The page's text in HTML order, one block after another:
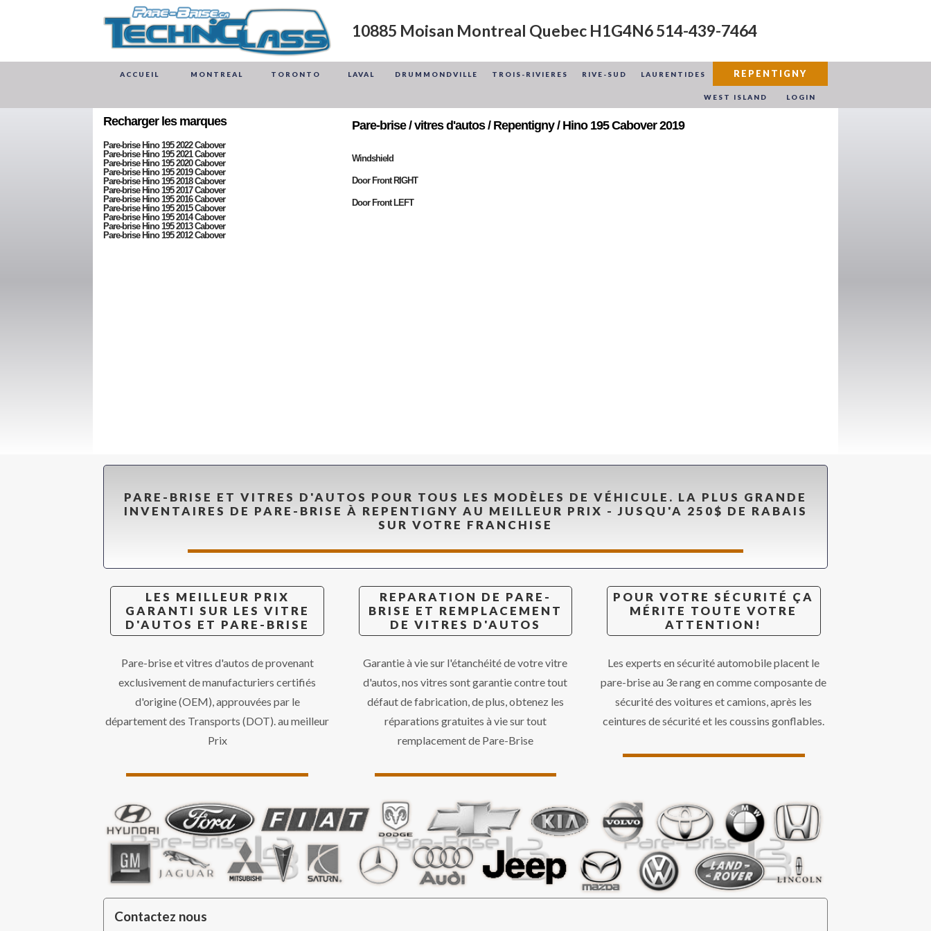
10885 Moisan Montreal Quebec H1G4N6 514-439-7464
ACCUEIL MONTREAL TORONTO LAVAL DRUMMONDVILLE TROIS-RIVIERES RIVE-SUD LAURENTIDES REPENTIGNY
WEST ISLAND LOGIN
Recharger les marques
Pare-brise Hino 195 2022 Cabover
Pare-brise Hino 195 2021 Cabover
Pare-brise Hino 195 2020 Cabover
Pare-brise Hino 195 2019 Cabover
Pare-brise Hino 195 2018 Cabover
Pare-brise Hino 195 2017 Cabover
Pare-brise Hino 195 2016 Cabover
Pare-brise Hino 195 2015 Cabover
Pare-brise Hino 195 2014 Cabover
Pare-brise Hino 195 2013 Cabover
Pare-brise Hino 195 2012 Cabover
Pare-brise / vitres d'autos / Repentigny / Hino 195 Cabover 2019
Windshield
Door Front RIGHT
Door Front LEFT
PARE-BRISE ET VITRES D'AUTOS POUR TOUS LES MODÈLES DE VÉHICULE. LA PLUS GRANDE
INVENTAIRES DE PARE-BRISE À REPENTIGNY AU MEILLEUR PRIX - JUSQU'A 250$ DE RABAIS
SUR VOTRE FRANCHISE
LES MEILLEUR PRIX
GARANTI SUR LES VITRE
D'AUTOS ET PARE-BRISE
Pare-brise et vitres d'autos de provenant
exclusivement de manufacturiers certifiés
d'origine (OEM), approuvées par le
département des Transports (DOT). au meilleur
Prix
REPARATION DE PARE-
BRISE ET REMPLACEMENT
DE VITRES D'AUTOS
Garantie à vie sur l'étanchéité de votre vitre
d'autos, nos vitres sont garantie contre tout
défaut de fabrication, de plus, obtenez les
réparations gratuites à vie sur tout
remplacement de Pare-Brise
POUR VOTRE SÉCURITÉ ÇA
MÉRITE TOUTE VOTRE
ATTENTION!
Les experts en sécurité automobile placent le
pare-brise au 3e rang en comme composante de
sécurité des voitures et camions, après les
ceintures de sécurité et les coussins gonflables.
Contactez nous